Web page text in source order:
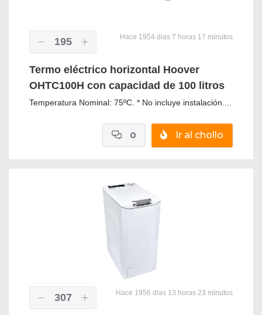
195 Hace 1954 dias 7 horas 17 minutos
Termo eléctrico horizontal Hoover
OHTC100H con capacidad de 100 litros
Temperatura Nominal: 75ºC. * No incluye instalación....
Ir al chollo
0
307 Hace 1956 dias 13 horas 23 minutos